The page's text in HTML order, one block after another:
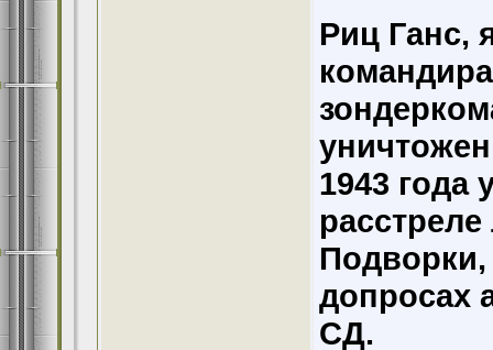
Риц Ганс,
1943 года
Подворки,
допросах
СД.